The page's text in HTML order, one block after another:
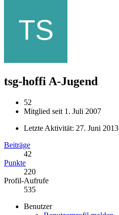
tsg-hoffi A-Jugend
52
Mitglied seit 1. Juli 2007
Letzte Aktivität: 27. Juni 2013
Beiträge
42
Punkte
220
Profil-Aufrufe
535
Benutzer